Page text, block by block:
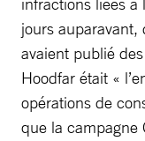
jours auparavant,
avaient publié
Hoodfar était «
opérations de
que la campagne